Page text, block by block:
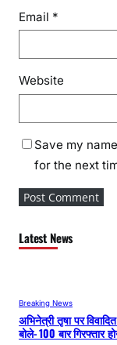
Email *
Website
Save my
for the next
Latest News
Breaking News
अभिनेत्री तृषा पर
बोले- 100 बार गिरफ्तार